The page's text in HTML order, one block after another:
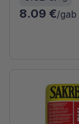
8.09 €/gab